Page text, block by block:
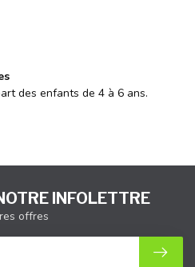
des enfants de 4 à 6 ans.
INFOLETTRE
offres